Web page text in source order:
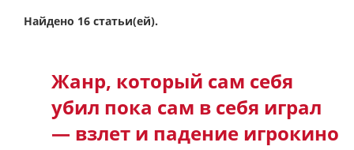
Найдено 16 статьи(ей).
Жанр, который сам себя
убил пока сам в себя играл
— взлет и падение игрокино